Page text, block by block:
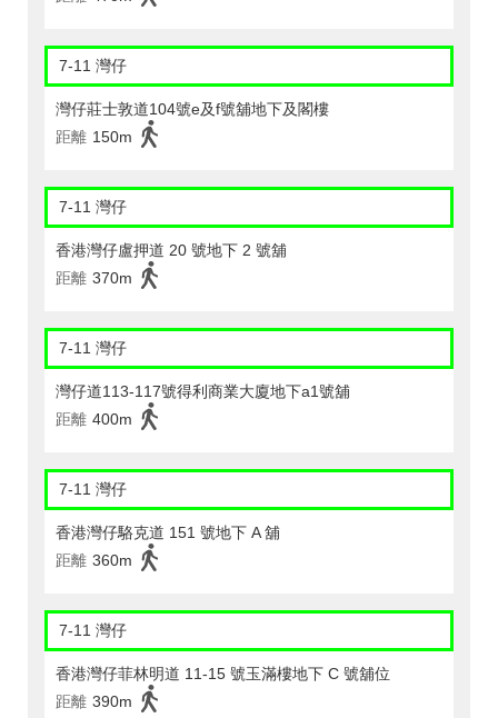
7-11 灣仔
灣仔莊士敦道104號e及f號舖地下及閣樓
距離 150m
7-11 灣仔
香港灣仔盧押道 20 號地下 2 號舖
距離 370m
7-11 灣仔
灣仔道113-117號得利商業大廈地下a1號舖
距離 400m
7-11 灣仔
香港灣仔駱克道 151 號地下 A 舖
距離 360m
7-11 灣仔
香港灣仔菲林明道 11-15 號玉滿樓地下 C 號舖位
距離 390m